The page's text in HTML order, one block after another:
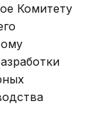
Комитету